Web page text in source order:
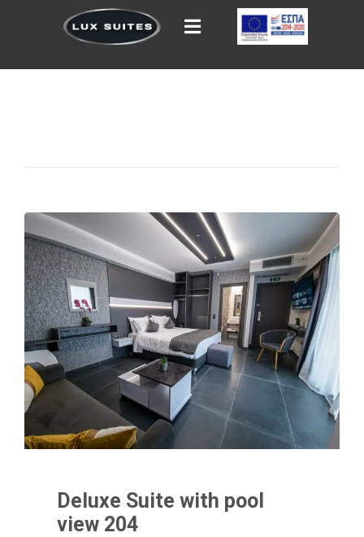
Deluxe Suite with pool
view 204